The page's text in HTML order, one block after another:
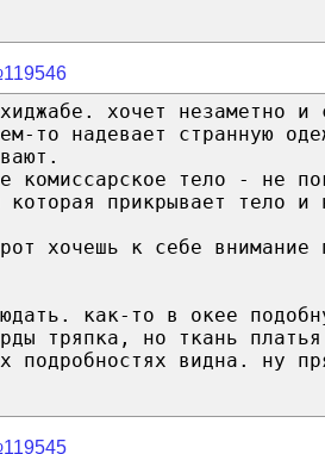
хочет незаметно и
то надевает странную
комиссарское тело - не
прикрывает тело и
хочешь к себе внимание
как-то в окее
тряпка, но ткань
подробностях видна. ну